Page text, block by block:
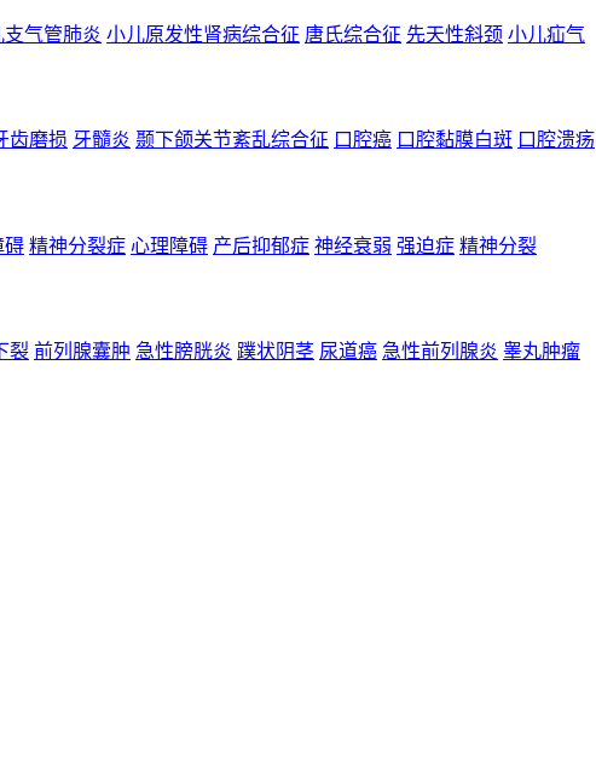
支气管肺炎 小儿原发性肾病综合征 唐氏综合征 先天性斜颈 小儿疝气
齿磨损 牙髓炎 颞下颌关节紊乱综合征 口腔癌 口腔黏膜白斑 口腔溃疡
碍 精神分裂症 心理障碍 产后抑郁症 神经衰弱 强迫症 精神分裂
裂 前列腺囊肿 急性膀胱炎 蹼状阴茎 尿道癌 急性前列腺炎 睾丸肿瘤